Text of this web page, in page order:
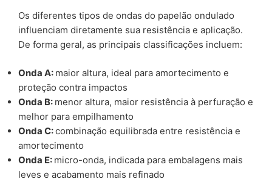
Os diferentes tipos de ondas do papelão ondulado
influenciam diretamente sua resistência e aplicação.
De forma geral, as principais classificações incluem:
Onda A: maior altura, ideal para amortecimento e
proteção contra impactos
Onda B: menor altura, maior resistência à perfuração e
melhor para empilhamento
Onda C:combinação equilibrada entre resistência e
amortecimento
Onda E: micro-onda, indicada para embalagens mais
leves e acabamento mais refinado